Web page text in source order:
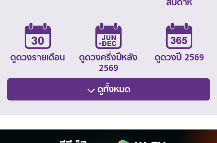
สัปดาห์
ดูดวงรายเดือน
ดูดวงครึ่งปีหลัง
2569
ดูดวงปี 2569
ดูทั้งหมด